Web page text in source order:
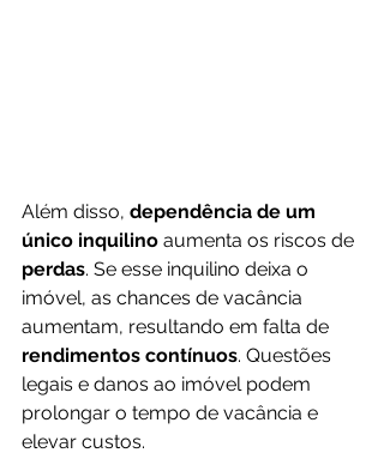
Além disso, dependência de um
único inquilino aumenta os riscos de
perdas. Se esse inquilino deixa o
imóvel, as chances de vacância
aumentam, resultando em falta de
rendimentos contínuos. Questões
legais e danos ao imóvel podem
prolongar o tempo de vacância e
elevar custos.